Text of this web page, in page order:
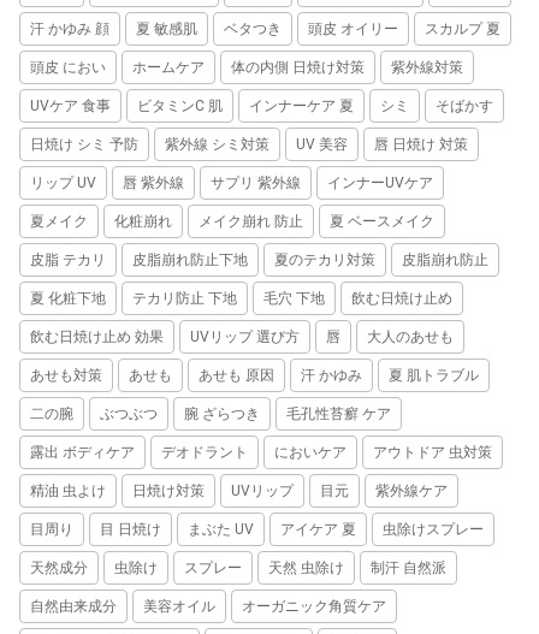
汗 かゆみ 顔 夏 敏感肌 ベタつき 頭皮 オイリー スカルプ 夏
頭皮 におい ホームケア 体の内側 日焼け対策 紫外線対策
UVケア 食事 ビタミンC 肌 インナーケア 夏 シミ そばかす
日焼け シミ 予防 紫外線 シミ対策 UV 美容 唇 日焼け 対策
リップ UV 唇 紫外線 サプリ 紫外線 インナーUVケア
夏メイク 化粧崩れ メイク崩れ 防止 夏 ベースメイク
皮脂 テカリ 皮脂崩れ防止下地 夏のテカリ対策 皮脂崩れ防止
夏 化粧下地 テカリ防止 下地 毛穴 下地 飲む日焼け止め
飲む日焼け止め 効果 UVリップ 選び方 唇 大人のあせも
あせも対策 あせも あせも 原因 汗 かゆみ 夏 肌トラブル
二の腕 ぶつぶつ 腕 ざらつき 毛孔性苔癬 ケア
露出 ボディケア デオドラント においケア アウトドア 虫対策
精油 虫よけ 日焼け対策 UVリップ 目元 紫外線ケア
目周り 目 日焼け まぶた UV アイケア 夏 虫除けスプレー
天然成分 虫除け スプレー 天然 虫除け 制汗 自然派
自然由来成分 美容オイル オーガニック角質ケア